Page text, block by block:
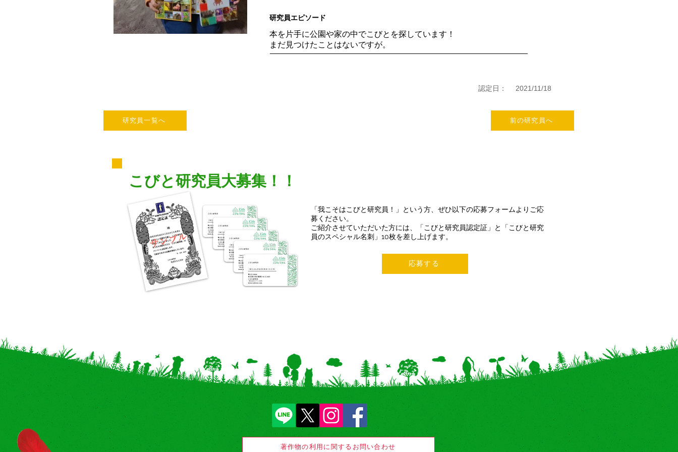
研究員エピソード
本を片手に公園や家の中でこびとを探しています！
まだ見つけたことはないですが。
認定日： 2021/11/18
研究員一覧へ 前の研究員へ
こびと研究員大募集！！
「我こそはこびと研究員！」という方、ぜひ以下の応募フォームよりご応
募ください。
ご紹介させていただいた方には、「こびと研究員認定証」と「こびと研究
員のスペシャル名刺」10枚を差し上げます。
応募する
著作物の利用に関するお問い合わせ